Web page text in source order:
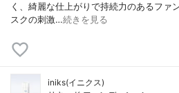
く、綺麗な仕上がりで持続力のあるファ
スクの刺激…続きを見る
iniks(イニクス)